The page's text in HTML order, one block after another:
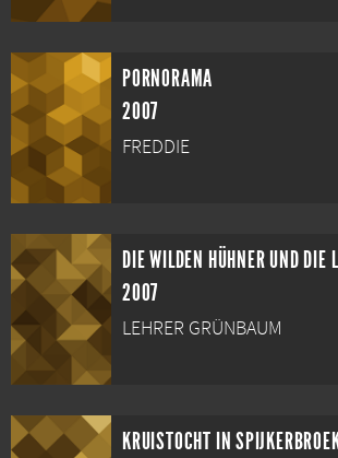
PORNORAMA
2007
FREDDIE
DIE WILDEN HÜHNER UND DIE
2007
LEHRER GRÜNBAUM
KRUISTOCHT IN